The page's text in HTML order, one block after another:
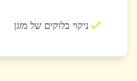
ניקוי בלוקים של מזגן